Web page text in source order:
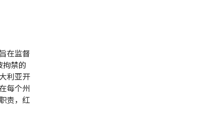
在监督
拘禁的
利亚开
每个州
责，红